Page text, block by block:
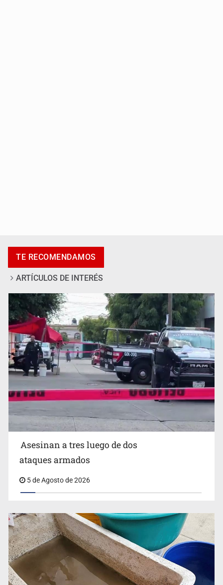
Asesinan a tres luego de dos ataques armados
Mujer resulta lesionada tras ataque de pitbull en
Zapopan
Buscan reformar Ley de Salud en Jalisco para emitir
alertas sanitarias por mala calidad del agua
TE RECOMENDAMOS
ARTÍCULOS DE INTERÉS
Asesinan a tres luego de dos
ataques armados
5 de Agosto de 2026